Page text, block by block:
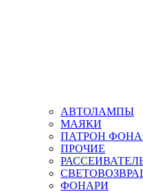
АВТОЛАМПЫ
МАЯКИ
ПАТРОН
ПРОЧИЕ
ФОНАРИ